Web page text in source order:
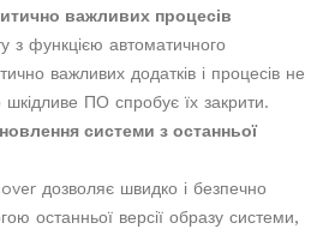
важливих процесів
з функцією автоматичного
важливих додатків і процесів не
шкідливе ПО спробує їх закрити.
системи з останньої
дозволяє швидко і безпечно
останньої версії образу системи,